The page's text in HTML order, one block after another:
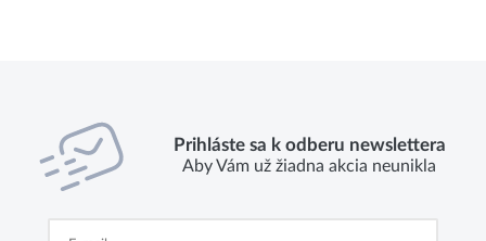
Prihláste sa k odberu newslettera
Aby Vám už žiadna akcia neunikla